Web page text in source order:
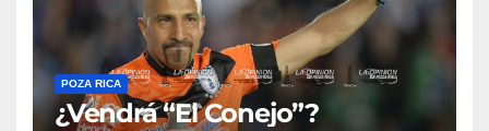
POZA RICA
¿Vendrá “El Conejo”?